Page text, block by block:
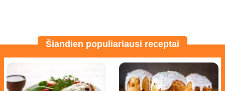
Šiandien populiariausi receptai